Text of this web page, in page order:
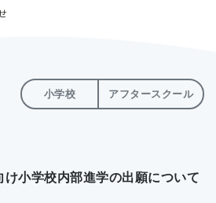
小学校 アフタースクール
け小学校内部進学の出願について